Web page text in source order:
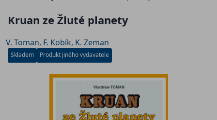
Kruan ze Žluté planety
V. Toman, F. Kobík, K. Zeman
Skladem Produkt jiného vydavatele